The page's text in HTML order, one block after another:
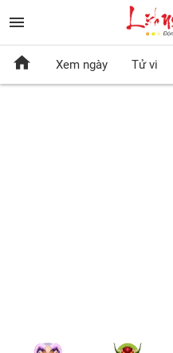
Xem ngày Tử vi